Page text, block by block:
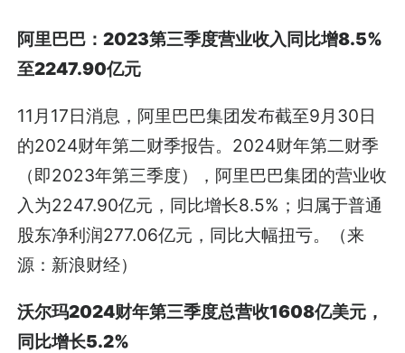
阿里巴巴：2023第三季度营业收入同比增8.5%
至2247.90亿元
11月17日消息，阿里巴巴集团发布截至9月30日
的2024财年第二财季报告。2024财年第二财季
（即2023年第三季度），阿里巴巴集团的营业收
入为2247.90亿元，同比增长8.5%；归属于普通
股东净利润277.06亿元，同比大幅扭亏。（来
源：新浪财经）
沃尔玛2024财年第三季度总营收1608亿美元，
同比增长5.2%